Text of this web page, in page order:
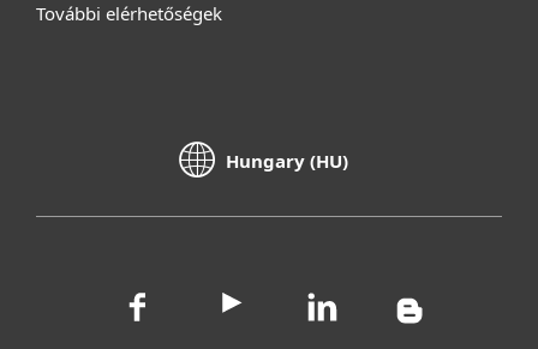
További elérhetőségek
Hungary (HU)